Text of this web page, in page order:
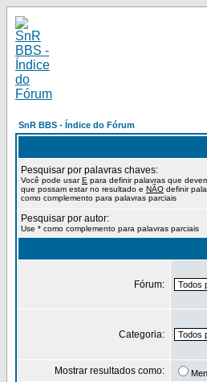
SnR BBS - Índice do Fórum
Pesquisar por palavras chaves:
Você pode usarE para definir palavras que
que possam estar no resultado e NÃO definir
como complemento para palavras parciais
Pesquisar por autor:
Use * como complemento para palavras parciais
Fórum:
Categoria:
Mostrar resultados como: